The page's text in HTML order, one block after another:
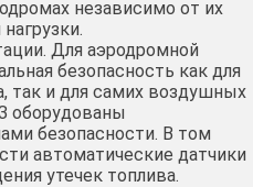
независимо от их
Для аэродромной
безопасность как для
так и для самих воздушных
оборудованы
безопасности. В том
автоматические датчики
утечек топлива.